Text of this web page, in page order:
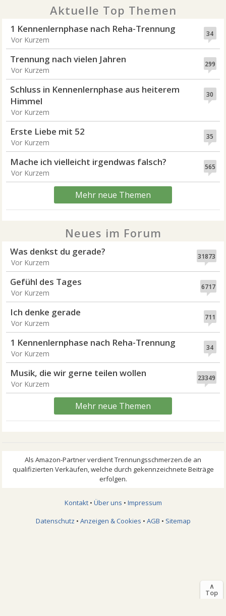
Aktuelle Top Themen
34
1 Kennenlernphase nach Reha-Trennung
Vor Kurzem
299
Trennung nach vielen Jahren
Vor Kurzem
30
Schluss in Kennenlernphase aus heiterem
Himmel
Vor Kurzem
35
Erste Liebe mit 52
Vor Kurzem
565
Mache ich vielleicht irgendwas falsch?
Vor Kurzem
Mehr neue Themen
Neues im Forum
31873
Was denkst du gerade?
Vor Kurzem
6717
Gefühl des Tages
Vor Kurzem
711
Ich denke gerade
Vor Kurzem
34
1 Kennenlernphase nach Reha-Trennung
Vor Kurzem
23349
Musik, die wir gerne teilen wollen
Vor Kurzem
Mehr neue Themen
Kontakt• Über uns • Impressum
Datenschutz • Anzeigen & Cookies • AGB • Sitemap
∧
Top